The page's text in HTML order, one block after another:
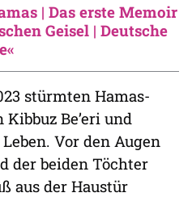
| Das erste Memoir
Geisel | Deutsche
stürmten Hamas-
Be’eri und
Vor den Augen
der beiden Töchter
aus der Haustür